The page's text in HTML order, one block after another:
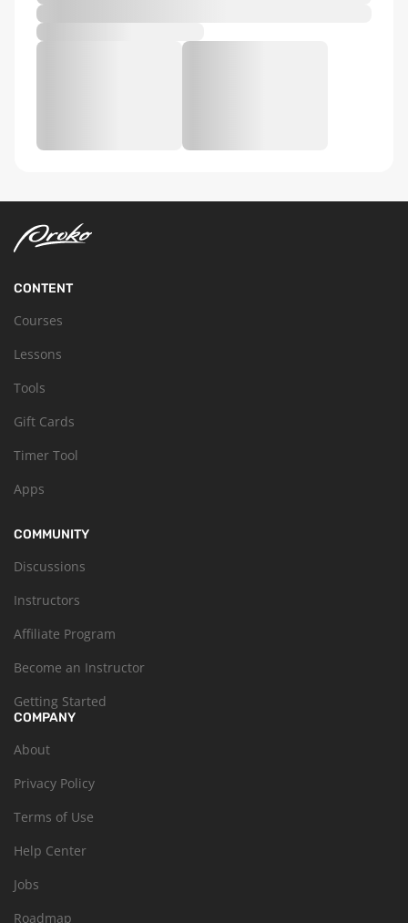
CONTENT
Courses
Lessons
Tools
Gift Cards
Timer Tool
Apps
COMMUNITY
Discussions
Instructors
Affiliate Program
Become an Instructor
Getting Started
COMPANY
About
Privacy Policy
Terms of Use
Help Center
Jobs
Roadmap